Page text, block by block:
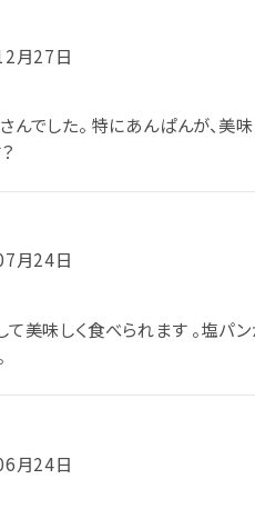
月27日
でした。 特にあんぱんが、美
月24日
美味しく食べられます 。塩パ
月24日